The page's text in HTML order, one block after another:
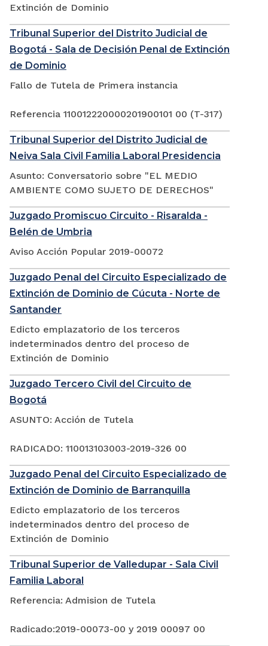
Extinción de Dominio
Tribunal Superior del Distrito Judicial de
Bogotá - Sala de Decisión Penal de Extinción
de Dominio
Fallo de Tutela de Primera instancia
Referencia 110012220000201900101 00 (T-317)
Tribunal Superior del Distrito Judicial de
Neiva Sala Civil Familia Laboral Presidencia
Asunto: Conversatorio sobre "EL MEDIO
AMBIENTE COMO SUJETO DE DERECHOS"
Juzgado Promiscuo Circuito - Risaralda -
Belén de Umbria
Aviso Acción Popular 2019-00072
Juzgado Penal del Circuito Especializado de
Extinción de Dominio de Cúcuta - Norte de
Santander
Edicto emplazatorio de los terceros
indeterminados dentro del proceso de
Extinción de Dominio
Juzgado Tercero Civil del Circuito de
Bogotá
ASUNTO: Acción de Tutela
RADICADO: 110013103003-2019-326 00
Juzgado Penal del Circuito Especializado de
Extinción de Dominio de Barranquilla
Edicto emplazatorio de los terceros
indeterminados dentro del proceso de
Extinción de Dominio
Tribunal Superior de Valledupar - Sala Civil
Familia Laboral
Referencia: Admision de Tutela
Radicado:2019-00073-00 y 2019 00097 00